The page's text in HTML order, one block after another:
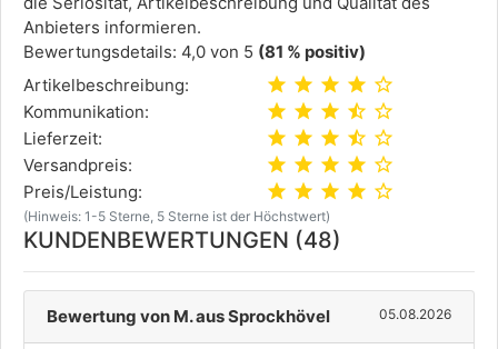
Anbieters informieren.
Bewertungsdetails: 4,0 von 5 (81 % positiv)
Artikelbeschreibung:
star star star star star_outline
Kommunikation: star star star star_half star_outline
Lieferzeit: star star star star_half star_outline
Versandpreis: star star star star star_outline
Preis/Leistung: star star star star star_outline
(Hinweis: 1-5 Sterne, 5 Sterne ist der Höchstwert)
KUNDENBEWERTUNGEN (48)
Bewertung von M. aus Sprockhövel 05.08.2026